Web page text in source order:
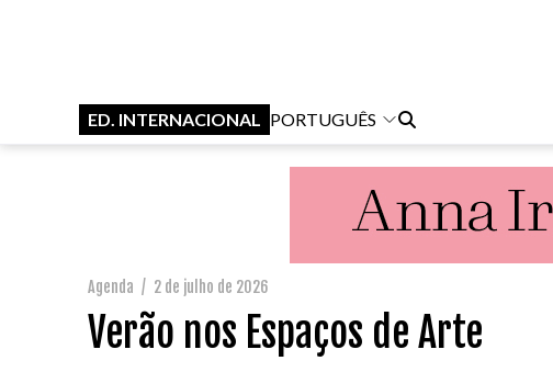
ED. INTERNACIONAL PORTUGUÊS
Agenda / 2 de julho de 2026
Verão nos Espaços de Arte